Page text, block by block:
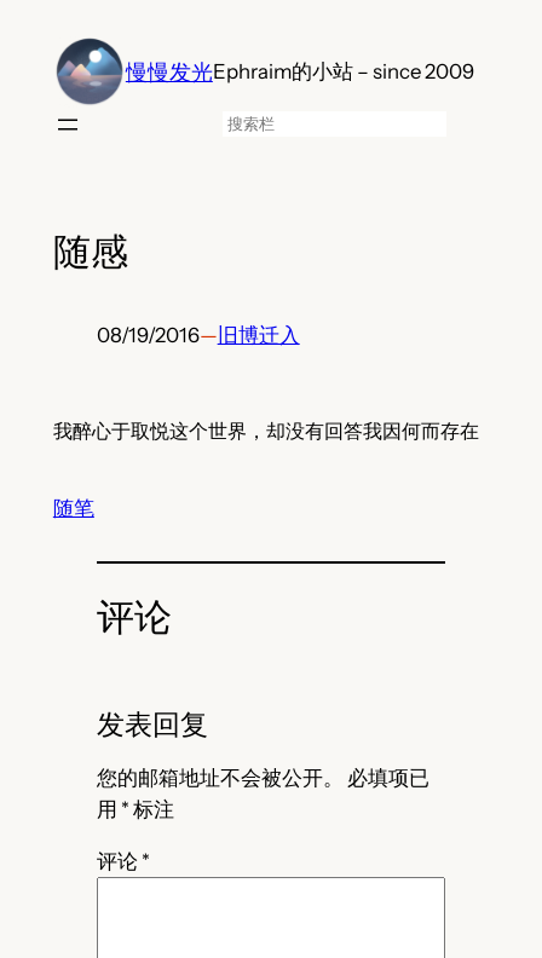
慢慢发光Ephraim的小站 – since 2009
搜
随感
08/19/2016— 旧博迁入
我醉心于取悦这个世界，却没有回答我因何而存在
随笔
评论
发表回复
您的邮箱地址不会被公开。
必填项已
用 * 标注
评论 *